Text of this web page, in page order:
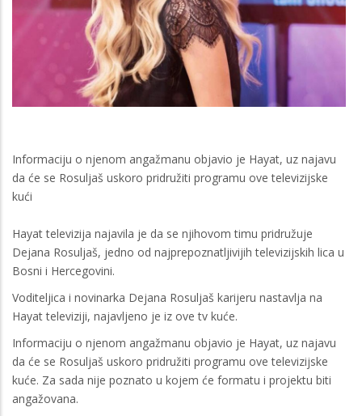
Informaciju o njenom angažmanu objavio je Hayat, uz najavu
da će se Rosuljaš uskoro pridružiti programu ove televizijske
kući
Hayat televizija najavila je da se njihovom timu pridružuje
Dejana Rosuljaš, jedno od najprepoznatljivijih televizijskih lica u
Bosni i Hercegovini.
Voditeljica i novinarka Dejana Rosuljaš karijeru nastavlja na
Hayat televiziji, najavljeno je iz ove tv kuće.
Informaciju o njenom angažmanu objavio je Hayat, uz najavu
da će se Rosuljaš uskoro pridružiti programu ove televizijske
kuće. Za sada nije poznato u kojem će formatu i projektu biti
angažovana.